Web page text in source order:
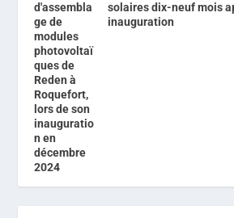
solaires dix-neuf mois
inauguration